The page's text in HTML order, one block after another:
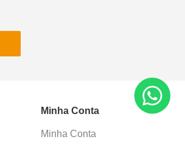
Minha Conta
Minha Conta